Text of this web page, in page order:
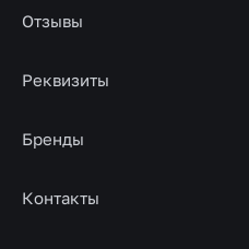
Отзывы
Реквизиты
Бренды
Контакты